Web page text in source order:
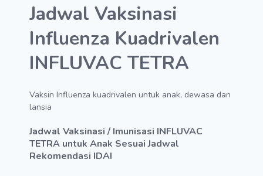
Jadwal Vaksinasi
Influenza Kuadrivalen
INFLUVAC TETRA
Vaksin Influenza kuadrivalen untuk anak, dewasa dan
lansia
Jadwal Vaksinasi / Imunisasi INFLUVAC
TETRA untuk Anak Sesuai Jadwal
Rekomendasi IDAI